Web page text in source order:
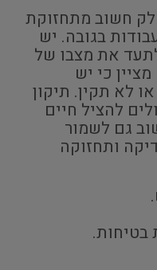
חשוב מתחזוקת
בגובה. יש
את מצבו של
כי יש
לא תקין. תיקון
להציל חיים
גם לשמור
ותחזוקה
בטיחות.